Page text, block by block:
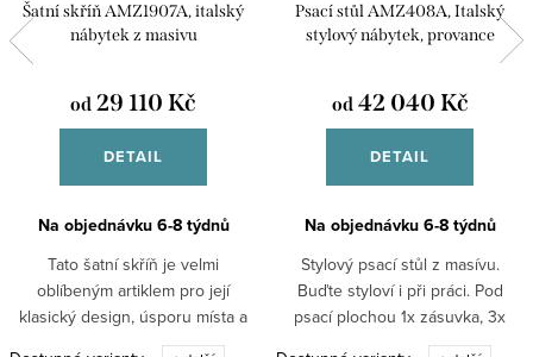
Šatní skříň AMZ1907A, italský
nábytek z masivu
od 29 110 Kč
DETAIL
Na objednávku 6-8 týdnů
Tato šatní skříň je velmi
oblíbeným artiklem pro její
klasický design, úsporu místa a
snadné otevírání. Poskytuje
Psací stůl AMZ408A, Italský
stylový nábytek, provance
od42 040 Kč
DETAIL
Na objednávku 6-8 týdnů
Stylový psací stůl z masívu.
Buďte styloví i při práci. Pod
psací plochou 1x zásuvka, 3x
zásuvka, 1xdvířka.Možné dodat v